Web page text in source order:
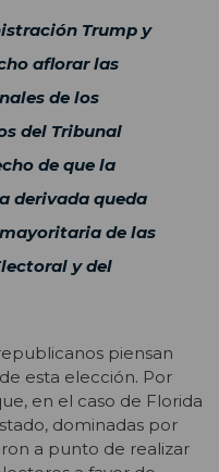
Trump y
aflorar las
de los
del Tribunal
de que la
derivada queda
de las
y del
piensan
esta elección. Por
en el caso de Florida
dominadas por
a punto de realizar